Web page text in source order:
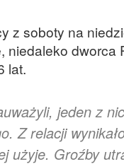
z soboty na
niedaleko
lat.
jeden z
Z relacji
użyje. Groźby